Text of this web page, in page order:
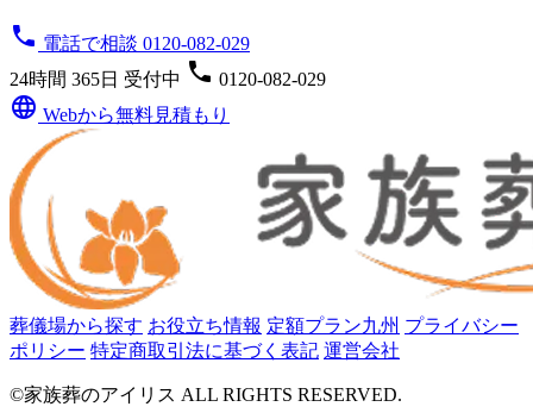
phone 電話で相談 0120-082-029
24時間 365日 受付中 phone 0120-082-029
language Webから無料見積もり
葬儀場から探す お役立ち情報 定額プラン九州 プライバシー
ポリシー 特定商取引法に基づく表記 運営会社
©家族葬のアイリス ALL RIGHTS RESERVED.